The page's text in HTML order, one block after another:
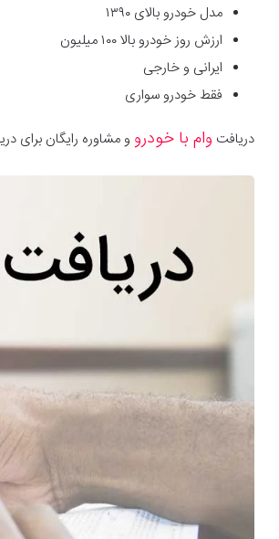
مدل خودرو بالای ۱۳۹۰
ارزش روز خودرو بالا ۱۰۰ میلیون
ایرانی و خارجی
فقط خودرو سواری
دریافت وام با خودرو و مشاوره رایگان برای